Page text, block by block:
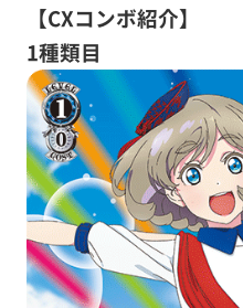
【CXコンボ紹介】
1種類目